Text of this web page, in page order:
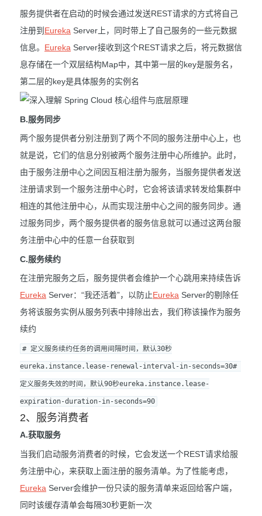
服务提供者在启动的时候会通过发送REST请求的方式将自己
注册到Eureka Server上，同时带上了自己服务的一些元数据
信息。 Eureka Server接收到这个REST请求之后，将元数据信
息存储在一个双层结构Map中，其中第一层的key是服务名，
第二层的key是具体服务的实例名
B.服务同步
两个服务提供者分别注册到了两个不同的服务注册中心上，也
就是说，它们的信息分别被两个服务注册中心所维护。此时，
由于服务注册中心之间因互相注册为服务，当服务提供者发送
注册请求到一个服务注册中心时，它会将该请求转发给集群中
相连的其他注册中心，从而实现注册中心之间的服务同步。通
过服务同步，两个服务提供者的服务信息就可以通过这两台服
务注册中心中的任意一台获取到
C.服务续约
在注册完服务之后，服务提供者会维护一个心跳用来持续告诉
Eureka Server：“我还活着”，以防止Eureka Server的剔除任
务将该服务实例从服务列表中排除出去，我们称该操作为服务
续约
# 定义服务续约任务的调用间隔时间，默认30秒
eureka.instance.lease-renewal-interval-in-seconds=30#
定义服务失效的时间，默认90秒eureka.instance.lease-
expiration-duration-in-seconds=90
2、服务消费者
A.获取服务
当我们启动服务消费者的时候，它会发送一个REST请求给服
务注册中心，来获取上面注册的服务清单。为了性能考虑，
Eureka Server会维护一份只读的服务清单来返回给客户端，
同时该缓存清单会每隔30秒更新一次